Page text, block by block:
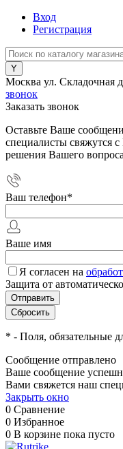
Вход
Регистрация
Москва ул. Складочная
звонок
Заказать звонок
Оставьте Ваше
специалисты свяжутся
решения Вашего
Ваш телефон*
Ваше имя
Я согласен на
Защита от
* - Поля, обязательные
Сообщение отправлено
Ваше сообщение
Вами свяжется наш
Закрыть окно
0 Сравнение
0 Избранное
0 В корзине пока пусто